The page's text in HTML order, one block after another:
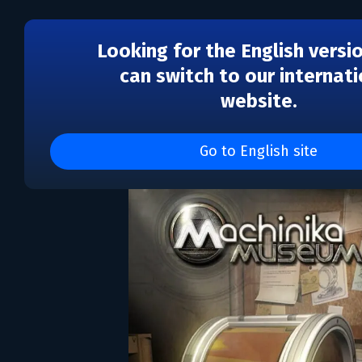
Looking for the English
can switch to our
website.
Go to English site
Machinika Museum